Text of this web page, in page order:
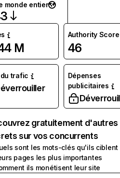
monde entier
M
Authority Score
46
trafic
Dépenses
publicitaires
gratuitement d'autres
sur vos concurrents
sont les mots-clés qu'ils ciblent
pages les plus importantes
ils monétisent leur site